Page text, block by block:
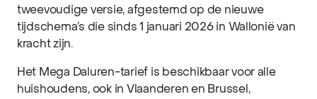
tweevoudige versie, afgestemd op de nieuwe
tijdschema’s die sinds 1 januari 2026 in Wallonië van
kracht zijn.
Het Mega Daluren-tarief is beschikbaar voor alle
huishoudens, ook in Vlaanderen en Brussel,